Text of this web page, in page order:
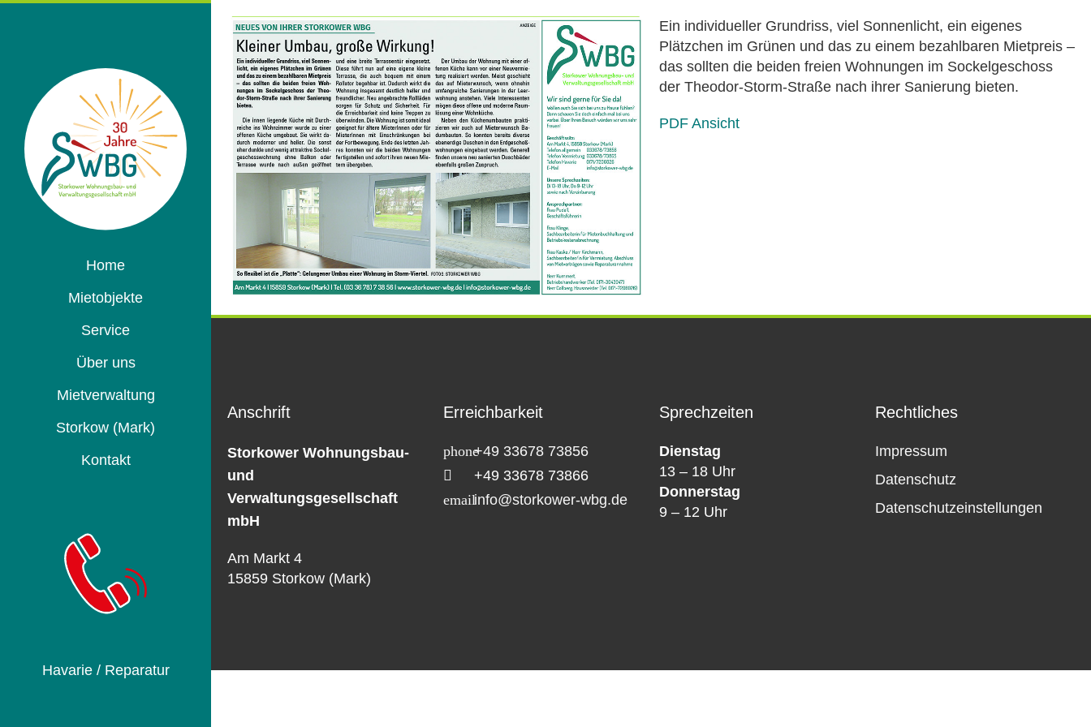
Home
Mietobjekte
Service
Über uns
Mietverwaltung
Storkow (Mark)
Kontakt
Havarie / Reparatur
Ein individueller Grundriss, viel Sonnenlicht, ein eigenes
Plätzchen im Grünen und das zu einem bezahlbaren Mietpreis –
das sollten die beiden freien Wohnungen im Sockelgeschoss
der Theodor-Storm-Straße nach ihrer Sanierung bieten.
PDF Ansicht
Anschrift
Storkower Wohnungsbau-
und
Verwaltungsgesellschaft
mbH
Am Markt 4
15859 Storkow (Mark)
Erreichbarkeit
+49 33678 73856
+49 33678 73866
info@storkower-wbg.de
Sprechzeiten
Dienstag
13 – 18 Uhr
Donnerstag
9 – 12 Uhr
Rechtliches
Impressum
Datenschutz
Datenschutzeinstellungen